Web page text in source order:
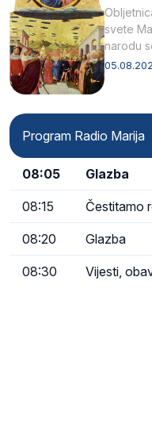
svete
narodu
naziv,
Program Radio Marija
08:05 Glazba
08:15 Čestitamo
08:20 Glazba
08:30 Vijesti,